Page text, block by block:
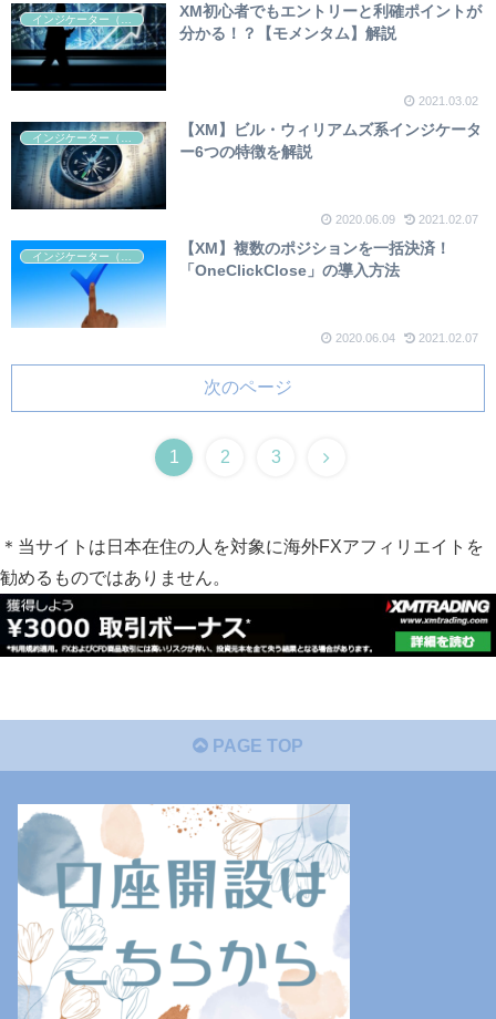
XM初心者でもエントリーと利確ポイントが
分かる！？【モメンタム】解説
2021.03.02
【XM】ビル・ウィリアムズ系インジケータ
ー6つの特徴を解説
2020.06.09 2021.02.07
【XM】複数のポジションを一括決済！
「OneClickClose」の導入方法
2020.06.04 2021.02.07
次のページ
1 2 3
＊当サイトは日本在住の人を対象に海外FXアフィリエイトを
勧めるものではありません。
PAGE TOP